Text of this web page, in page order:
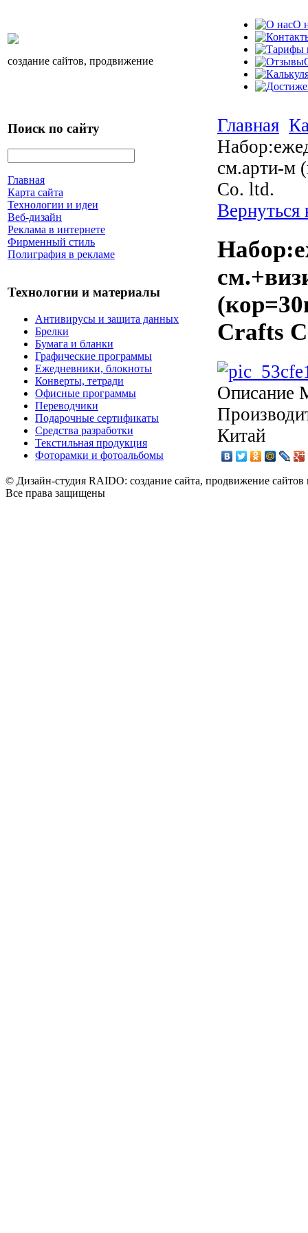
создание сайтов, продвижение
О
Поиск по сайту
Главная
Карта сайта
Технологии и идеи
Веб-дизайн
Реклама в интернете
Фирменный стиль
Полиграфия в рекламе
Технологии и материалы
Антивирусы и защита данных
Брелки
Бумага и бланки
Графические программы
Ежедневники, блокноты
Конверты, тетради
Офисные программы
Переводчики
Подарочные сертификаты
Средства разработки
Текстильная продукция
Фоторамки и фотоальбомы
Главная
см.арти-м
Co. ltd.
Crafts
Описание
Китай
© Дизайн-студия RAIDO: создание сайта, продвижение сайтов
Все права защищены